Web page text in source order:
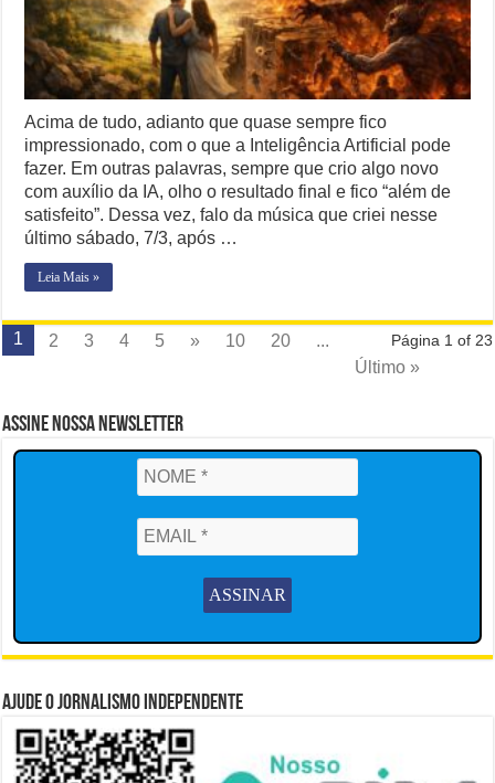
Acima de tudo, adianto que quase sempre fico
impressionado, com o que a Inteligência Artificial pode
fazer. Em outras palavras, sempre que crio algo novo
com auxílio da IA, olho o resultado final e fico “além de
satisfeito”. Dessa vez, falo da música que criei nesse
último sábado, 7/3, após …
Leia Mais »
Página 1 of 23
1 2 3 4 5 » 10 20
...
Último »
Assine Nossa Newsletter
Ajude o Jornalismo Independente